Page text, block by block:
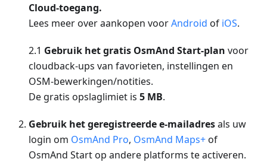
Cloud-toegang.
Lees meer over aankopen voorAndroid of iOS.
2.1 Gebruik het gratis OsmAnd Start-plan voor
cloudback-ups van favorieten, instellingen en
OSM-bewerkingen/notities.
De gratis opslaglimiet is 5 MB.
Gebruik het geregistreerde e-mailadresals uw
login om OsmAnd Pro, OsmAnd Maps+of
OsmAnd Start op andere platforms te activeren.